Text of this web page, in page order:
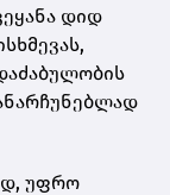
დიდ
უფრო